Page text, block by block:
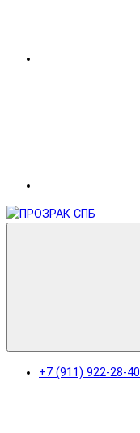
+7 (911) 922-28-40